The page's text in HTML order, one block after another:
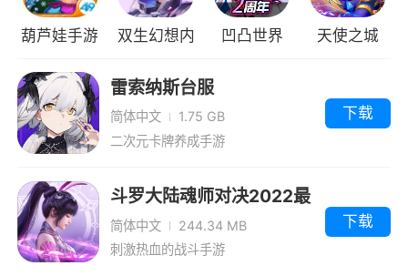
1、火影战记是基于火影战记本修改制作，该
不仅美化了游戏英雄，界面等，还满人物，喜欢
玩火影战记的朋友可以下载试试
2、火影战记是一款超棒的火影战斗动作游
戏。超全的火影英雄人物选择，更多招式的战斗
穷！你还在等什么？快来下载吧
3、《火影战记》是一款值得广大玩家们体
验的酷炫火影战斗手游，这款游戏的玩法极其简
葫芦娃手游
无限金币元
宝版
双生幻想内
凹凸世界
天使之城
果盘版
雷索纳斯台服
简体中文
1.75 GB
二次元卡牌养成手游
下载
斗罗大陆魂师对决2022最
新版
简体中文
244.34 MB
刺激热血的战斗手游
下载